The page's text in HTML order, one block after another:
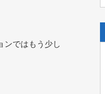
ンではもう少し